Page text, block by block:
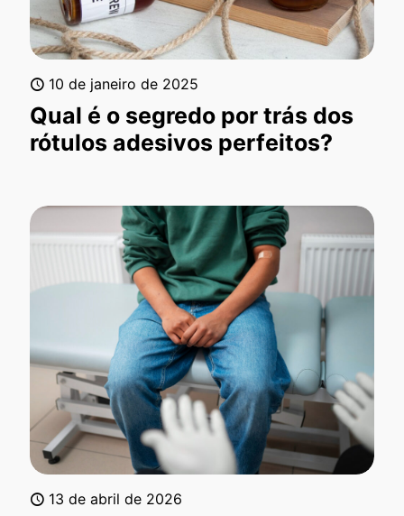
10 de janeiro de 2025
Qual é o segredo por trás dos
rótulos adesivos perfeitos?
13 de abril de 2026